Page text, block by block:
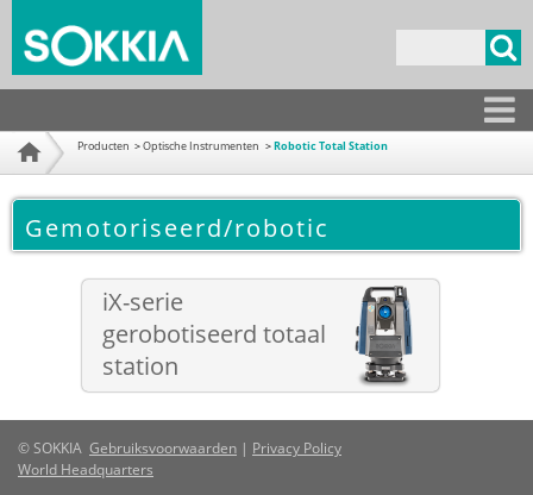
inhoud
Zoekveld
Producten
Producten Optische Instrumenten Robotic Total Station
Gemotoriseerd/robotic
iX-serie
gerobotiseerd totaal
station
© SOKKIA Gebruiksvoorwaarden | Privacy Policy
World Headquarters